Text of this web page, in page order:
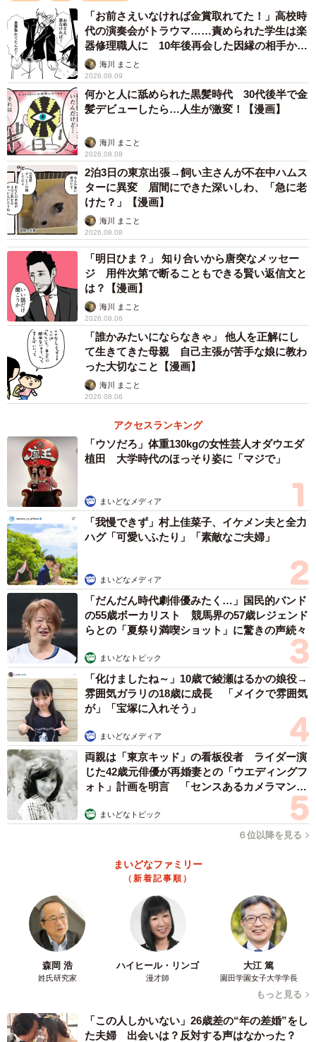
「お前さえいなければ金賞取れてた！」高校時
代の演奏会がトラウマ……責められた学生は楽
器修理職人に 10年後再会した因縁の相手から
思わぬ申し出【漫画】
海川 まこと
2026.08.09
何かと人に舐められた黒髪時代 30代後半で金
髪デビューしたら…人生が激変！【漫画】
海川 まこと
2026.08.08
2泊3日の東京出張→飼い主さんが不在中ハムス
ターに異変 眉間にできた深いしわ、「急に老
けた？」【漫画】
海川 まこと
2026.08.08
「明日ひま？」 知り合いから唐突なメッセー
ジ 用件次第で断ることもできる賢い返信文と
は？【漫画】
海川 まこと
2026.08.06
「誰かみたいにならなきゃ」 他人を正解にし
て生きてきた母親 自己主張が苦手な娘に教わ
った大切なこと【漫画】
海川 まこと
2026.08.06
アクセスランキング
「ウソだろ」体重130kgの女性芸人オダウエダ
植田 大学時代のほっそり姿に「マジで」
まいどなメディア
「我慢できず」村上佳菜子、イケメン夫と全力
ハグ「可愛いふたり」「素敵なご夫婦」
まいどなメディア
「だんだん時代劇俳優みたく…」国民的バンド
の55歳ボーカリスト 競馬界の57歳レジェンド
らとの「夏祭り満喫ショット」に驚きの声続々
まいどなトピック
「化けましたね～」10歳で綾瀬はるかの娘役→
雰囲気ガラリの18歳に成長 「メイクで雰囲気
が」「宝塚に入れそう」
まいどなメディア
両親は「東京キッド」の看板役者 ライダー演
じた42歳元俳優が再婚妻との「ウエディングフ
ォト」計画を明言 「センスあるカメラマン求
まいどなトピック
６位以降を見る
まいどなファミリー
（新着記事順）
森岡 浩
姓氏研究家
ハイヒール・リンゴ
漫才師
大江 篤
園田学園女子大学学長
もっと見る
「この人しかいない」26歳差の“年の差婚”をし
た夫婦 出会いは？反対する声はなかった？